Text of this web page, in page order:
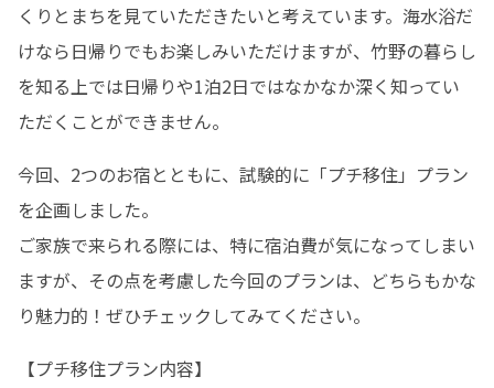
くりとまちを見ていただきたいと考えています。海水浴だ
けなら日帰りでもお楽しみいただけますが、竹野の暮らし
を知る上では日帰りや1泊2日ではなかなか深く知ってい
ただくことができません。
今回、2つのお宿とともに、試験的に「プチ移住」プラン
を企画しました。
ご家族で来られる際には、特に宿泊費が気になってしまい
ますが、その点を考慮した今回のプランは、どちらもかな
り魅力的！ぜひチェックしてみてください。
【プチ移住プラン内容】